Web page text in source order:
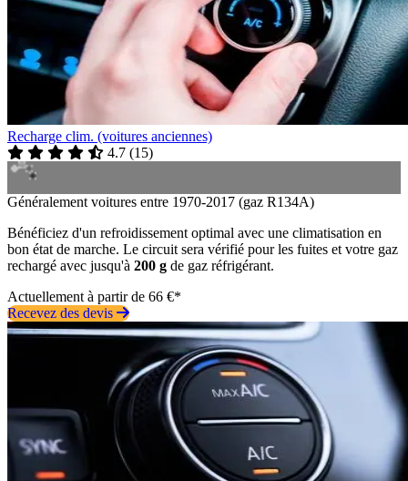
Recharge clim. (voitures anciennes)
4.7 (15)
Généralement voitures entre 1970-2017 (gaz R134A)
Bénéficiez d'un refroidissement optimal avec une climatisation en
bon état de marche. Le circuit sera vérifié pour les fuites et votre gaz
rechargé avec jusqu'à 200 g de gaz réfrigérant.
Actuellement à partir de 66 €*
Recevez des devis